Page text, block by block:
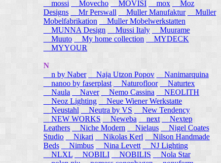
mossi
Movecho MOVISI mox
Moz
Designs
Mr Perswall Muller Manufaktur
Muller
Mobelfabrikation
Muller Mobelwerkstatten
MUNNA Design
Mussi Italy
Muurame
Muuto My home collection
MYDECK
MYYOUR
N
n by Naber
Naja Utzon Popov
Nanimarquina
nanoo by faserplast
Naturofloor
Naturtex
Naula
Naver Nemo Cassina
NEOLITH
Neoz Lighting
Neue Wiener Werkstatte
Neustahl
Neutra by VS
New Tendency
NEW WORKS
Neweba next
Nextep
Leathers
Niche Modern Nielaus
Nigel Coates
Studio
Nikari Nikolas Kerl
Nilson Handmade
Beds
Nimbus Nina Levett
NJ Lighting
NLXL
NOBILI NOBILIS
Nola Star